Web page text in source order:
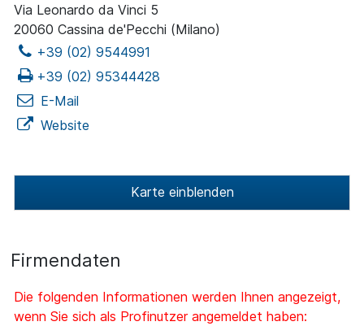
Via Leonardo da Vinci 5
20060 Cassina de'Pecchi (Milano)
+39 (02) 9544991
+39 (02) 95344428
E-Mail
Website
Karte einblenden
Firmendaten
Die folgenden Informationen werden Ihnen angezeigt,
wenn Sie sich als Profinutzer angemeldet haben: